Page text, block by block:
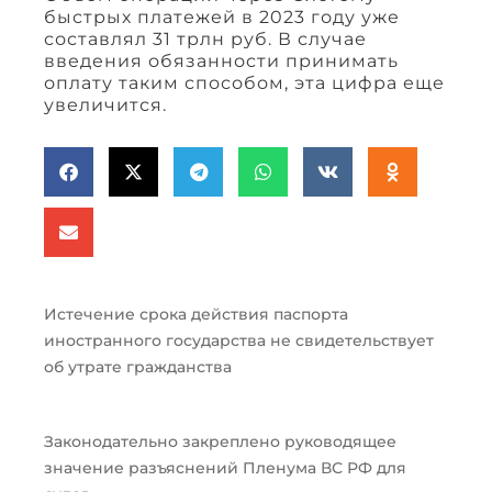
быстрых платежей в 2023 году уже
составлял 31 трлн руб. В случае
введения обязанности принимать
оплату таким способом, эта цифра еще
увеличится.
Истечение срока действия паспорта
иностранного государства не свидетельствует
об утрате гражданства
Законодательно закреплено руководящее
значение разъяснений Пленума ВС РФ для